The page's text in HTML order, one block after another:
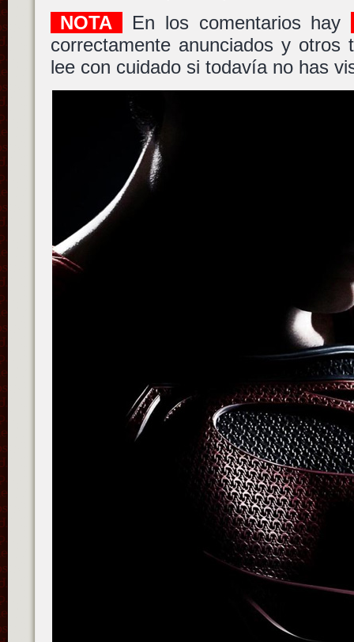
NOTA
En los comentarios hay
correctamente anunciados y otros
lee con cuidado si todavía no has